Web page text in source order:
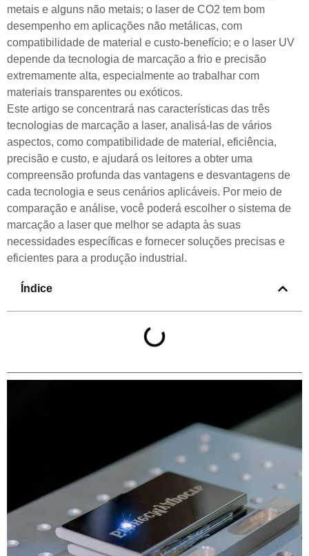
metais e alguns não metais; o laser de CO2 tem bom
desempenho em aplicações não metálicas, com
compatibilidade de material e custo-benefício; e o laser UV
depende da tecnologia de marcação a frio e precisão
extremamente alta, especialmente ao trabalhar com
materiais transparentes ou exóticos.
Este artigo se concentrará nas características das três
tecnologias de marcação a laser, analisá-las de vários
aspectos, como compatibilidade de material, eficiência,
precisão e custo, e ajudará os leitores a obter uma
compreensão profunda das vantagens e desvantagens de
cada tecnologia e seus cenários aplicáveis. Por meio de
comparação e análise, você poderá escolher o sistema de
marcação a laser que melhor se adapta às suas
necessidades específicas e fornecer soluções precisas e
eficientes para a produção industrial.
Índice